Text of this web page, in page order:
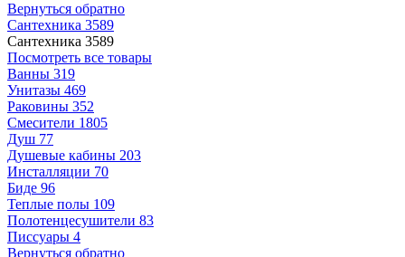
Вернуться обратно
Сантехника 3589
Сантехника 3589
Посмотреть все товары
Ванны 319
Унитазы 469
Раковины 352
Смесители 1805
Душ 77
Душевые кабины 203
Инсталляции 70
Биде 96
Теплые полы 109
Полотенцесушители 83
Писсуары 4
Вернуться обратно